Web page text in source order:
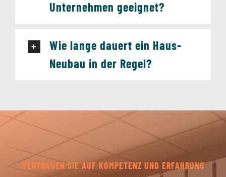
Unternehmen geeignet?
Wie lange dauert ein Haus-
Neubau in der Regel?
VERTRAUEN SIE AUF KOMPETENZ UND ERFAHRUNG